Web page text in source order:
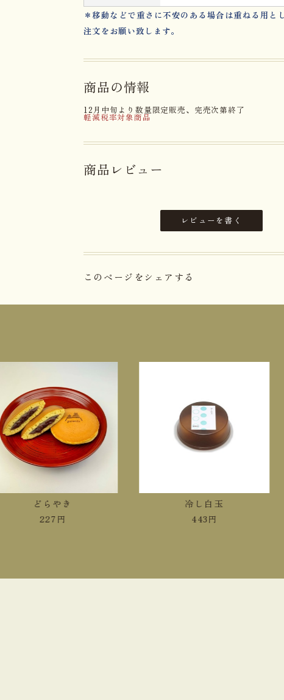
＊移動などで重さに不安のある場合は重ねる用と
注文をお願い致します。
商品の情報
12月中旬より数量限定販売、完売次第終了
軽減税率対象商品
商品レビュー
レビューを書く
このページをシェアする
どらやき
227円
冷し白玉
443円